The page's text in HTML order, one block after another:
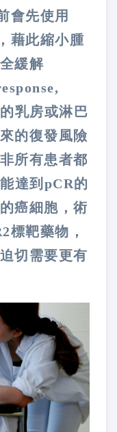
會先使用
藉此縮小腫
緩解
乳房或淋巴
的復發風險
所有患者都
達到pCR的
癌細胞，術
標靶藥物，
切需要更有